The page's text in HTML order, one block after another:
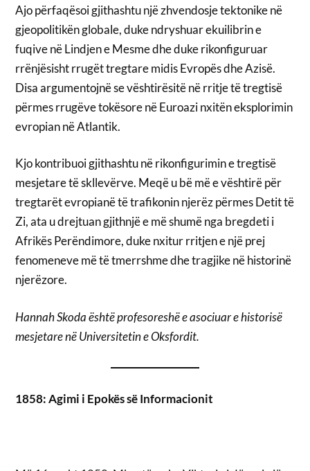
Ajo përfaqësoi gjithashtu një zhvendosje tektonike në
gjeopolitikën globale, duke ndryshuar ekuilibrin e
fuqive në Lindjen e Mesme dhe duke rikonfiguruar
rrënjësisht rrugët tregtare midis Evropës dhe Azisë.
Disa argumentojnë se vështirësitë në rritje të tregtisë
përmes rrugëve tokësore në Euroazi nxitën eksplorimin
evropian në Atlantik.
Kjo kontribuoi gjithashtu në rikonfigurimin e tregtisë
mesjetare të skllevërve. Meqë u bë më e vështirë për
tregtarët evropianë të trafikonin njerëz përmes Detit të
Zi, ata u drejtuan gjithnjë e më shumë nga bregdeti i
Afrikës Perëndimore, duke nxitur rritjen e një prej
fenomeneve më të tmerrshme dhe tragjike në historinë
njerëzore.
Hannah Skoda është profesoreshë e asociuar e historisë
mesjetare në Universitetin e Oksfordit.
1858: Agimi i Epokës së Informacionit